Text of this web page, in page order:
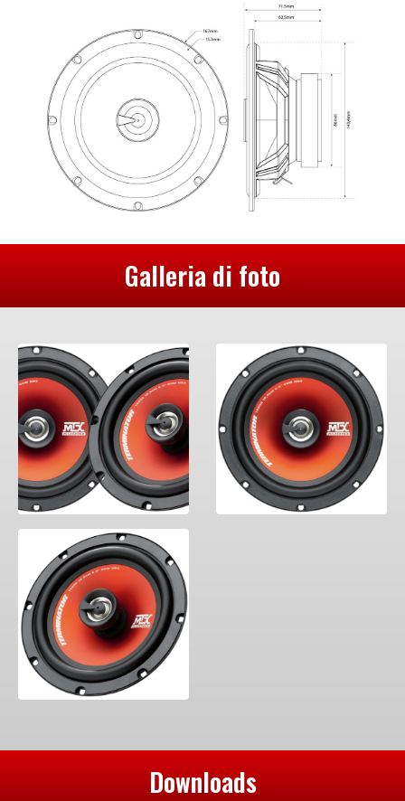
Galleria di foto
Downloads